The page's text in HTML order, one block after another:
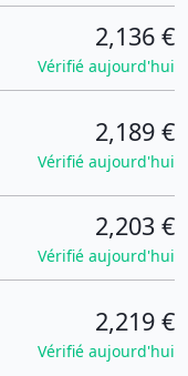
2,136 €
Vérifié aujourd'hui
2,189 €
Vérifié aujourd'hui
2,203 €
Vérifié aujourd'hui
2,219 €
Vérifié aujourd'hui